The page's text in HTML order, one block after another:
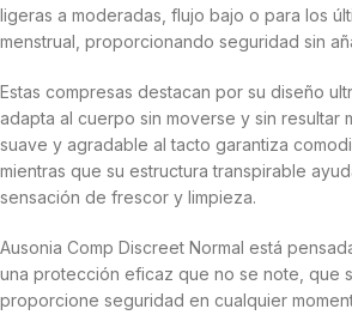
ligeras a moderadas, flujo bajo o para los
menstrual, proporcionando seguridad sin
Estas compresas destacan por su diseño
adapta al cuerpo sin moverse y sin resultar
suave y agradable al tacto garantiza
mientras que su estructura transpirable
sensación de frescor y limpieza.
Ausonia Comp Discreet Normal está
una protección eficaz que no se note, que
proporcione seguridad en cualquier